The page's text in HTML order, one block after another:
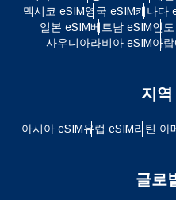
멕시코 eSIM영국 eSIM캐나다
일본 eSIM베트남 eSIM인
사우디아라비아 eSIM아
지
아시아 eSIM유럽 ​​eSIM라틴 아
글로